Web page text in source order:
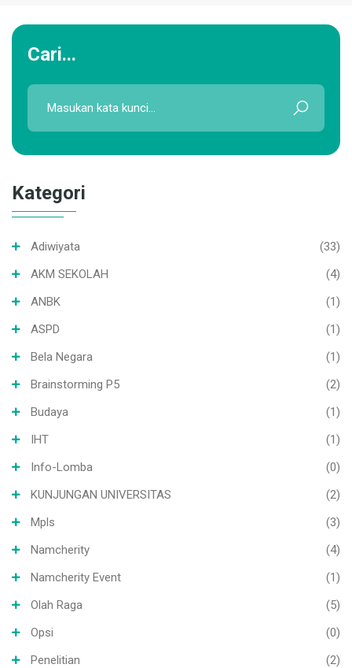
Cari...
Kategori
Adiwiyata
(33)
AKM SEKOLAH
(4)
ANBK
(1)
ASPD
(1)
Bela Negara
(1)
Brainstorming P5
(2)
Budaya
(1)
IHT
(1)
Info-Lomba
(0)
KUNJUNGAN UNIVERSITAS
(2)
Mpls
(3)
Namcherity
(4)
Namcherity Event
(1)
Olah Raga
(5)
Opsi
(0)
Penelitian
(2)